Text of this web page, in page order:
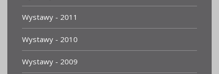
Wystawy - 2011
Wystawy - 2010
Wystawy - 2009